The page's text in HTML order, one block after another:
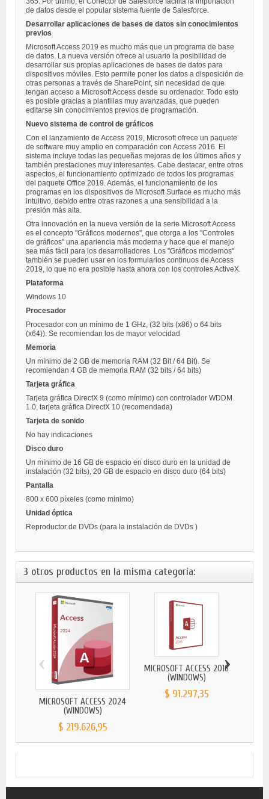
de datos desde el popular sistema fuente de Salesforce.
Desarrollar aplicaciones de bases de datos sin conocimientos
previos
Microsoft Access 2019 es mucho más que un programa de base
de datos. La nueva versión ofrece al usuario la posibilidad de
desarrollar sus propias aplicaciones de bases de datos para
dispositivos móviles. Esto permite poner los datos a disposición de
otras personas a través de SharePoint, sin necesidad de que
tengan acceso a Microsoft Access desde su ordenador. Todo esto
es posible gracias a plantillas muy avanzadas, que pueden
editarse sin conocimientos previos de programación.
Nuevo sistema de control de gráficos
Con el lanzamiento de Access 2019, Microsoft ofrece un paquete
de software muy amplio en comparación con Access 2016. El
sistema incluye todas las pequeñas mejoras de los últimos años y
también prestaciones muy interesantes. Cabe destacar, entre otros
aspectos, el funcionamiento optimizado de todos los programas
del paquete Office 2019. Además, el funcionamiento de los
programas en los dispositivos de Microsoft Surface es mucho más
intuitivo, debido entre otras razones a una sensibilidad a la
presión más alta.
Otra innovación en la nueva versión de la serie Microsoft Access
es el concepto "Gráficos modernos", que otorga a los "Controles
de gráficos" una apariencia más moderna y hace que el manejo
sea más fácil para los desarrolladores. Los "Gráficos modernos"
también se pueden usar en los formularios continuos de Access
2019, lo que no era posible hasta ahora con los controles ActiveX.
Plataforma
Windows 10
Procesador
Procesador con un mínimo de 1 GHz, (32 bits (x86) o 64 bits
(x64)). Se recomiendan los de mayor velocidad
Memoria
Un mínimo de 2 GB de memoria RAM (32 Bit / 64 Bit). Se
recomiendan 4 GB de memoria RAM (32 bits / 64 bits)
Tarjeta gráfica
Tarjeta gráfica DirectX 9 (como mínimo) con controlador WDDM
1.0, tarjeta gráfica DirectX 10 (recomendada)
Tarjeta de sonido
No hay indicaciones
Disco duro
Un mínimo de 16 GB de espacio en disco duro en la unidad de
instalación (32 bits), 20 GB de espacio en disco duro (64 bits)
Pantalla
800 x 600 píxeles (como mínimo)
Unidad óptica
Reproductor de DVDs (para la instalación de DVDs )
3 otros productos en la misma categoría:
MICROSOFT ACCESS 2024
(WINDOWS)
$ 219.626,95
MICROSOFT ACCESS 2016
(WINDOWS)
$ 91.297,35
‹ ›